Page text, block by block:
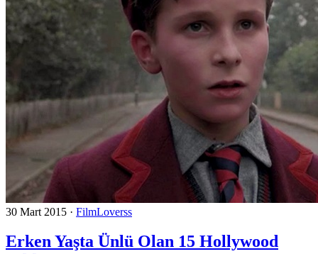
30 Mart 2015 · FilmLoverss
Erken Yaşta Ünlü Olan 15 Hollywood